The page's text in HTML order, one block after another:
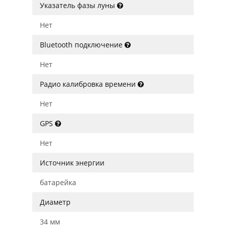
Указатель фазы луны
Нет
Bluetooth подключение
Нет
Радио калибровка времени
Нет
GPS
Нет
Источник энергии
батарейка
Диаметр
34 мм